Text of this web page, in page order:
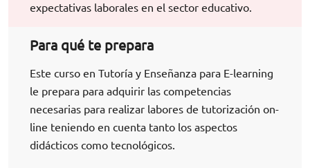
expectativas laborales en el sector educativo.
Para qué te prepara
Este curso en Tutoría y Enseñanza para E-learning
le prepara para adquirir las competencias
necesarias para realizar labores de tutorización on-
line teniendo en cuenta tanto los aspectos
didácticos como tecnológicos.